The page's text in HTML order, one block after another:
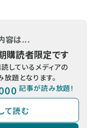
容は...
購読者限定です
しているメディアの
題となります。
記事が読み放題！
て読む